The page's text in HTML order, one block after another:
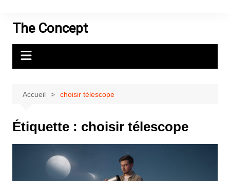
contenuThe Concept
Accueil choisir télescope
Étiquette : choisir télescope